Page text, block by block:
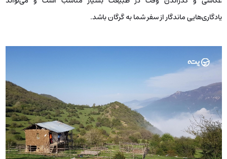
یادگاری‌هایی ماندگار از سفر شما به گرگان باشد.